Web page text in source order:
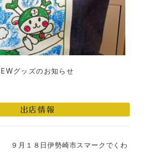
グッズのお知らせ
出店情報
９月１８日伊勢崎市スマークでくわ